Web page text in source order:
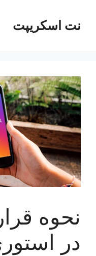
محتوانت اسکریپت
نحوه
در